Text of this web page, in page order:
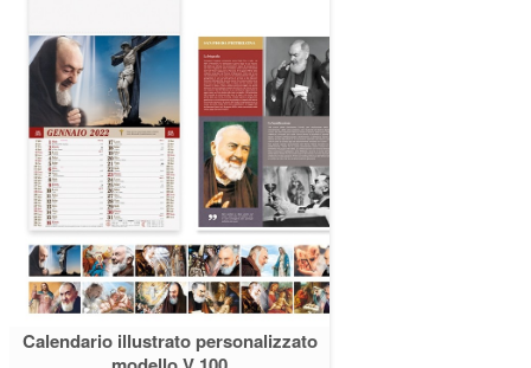
Calendario illustrato personalizzato